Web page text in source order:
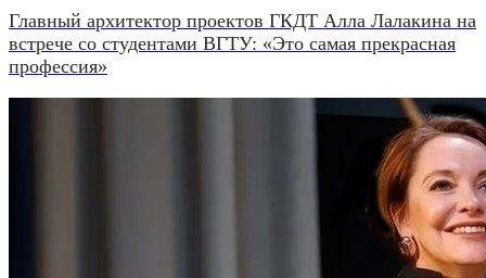
Главный архитектор проектов ГКДТ Алла Лалакина на
встрече со студентами ВГТУ: «Это самая прекрасная
профессия»